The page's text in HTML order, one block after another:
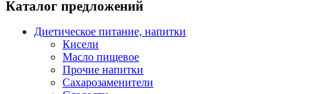
Каталог предложений
Диетическое питание, напитки
Кисели
Масло пищевое
Прочие напитки
Сахарозаменители